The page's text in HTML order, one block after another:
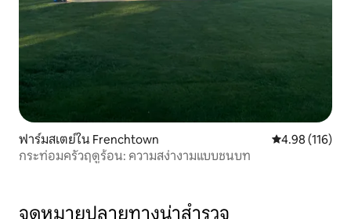
ฟาร์มสเตย์ใน Frenchtown คะแนนเฉลี่ย
4.98 (116)
กระท่อมครัวฤดูร้อน: ความสง่างามแบบชนบท
จุดหมายปลายทางน่าสำรวจ